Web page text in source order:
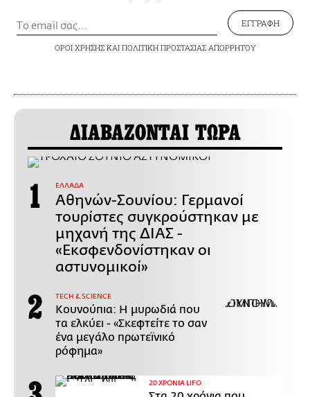
ΕΓΓΡΑΦΗ
ΟΡΟΙ ΧΡΗΣΗΣΚΑΙ ΠΟΛΙΤΙΚΗ ΠΡΟΣΤΑΣΙΑΣ ΑΠΟΡΡΗΤΟΥ
ΔΙΑΒΑΖΟΝΤΑΙ ΤΩΡΑ
ΕΛΛΑΔΑ
Αθηνών-Σουνίου: Γερμανοί
τουρίστες συγκρούστηκαν με
μηχανή της ΔΙΑΣ -
«Εκσφενδονίστηκαν οι
αστυνομικοί»
ΤECH & SCIENCE
Κουνούπια: Η μυρωδιά που
τα ελκύει - «Σκεφτείτε το σαν
ένα μεγάλο πρωτεϊνικό
ρόφημα»
20 ΧΡΟΝΙΑ LIFO